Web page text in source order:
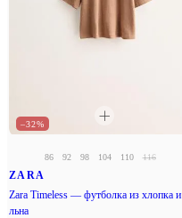
–32%
86 92 98 104 110 116
ZARA
Zara Timeless — футболка из хлопка и
льна